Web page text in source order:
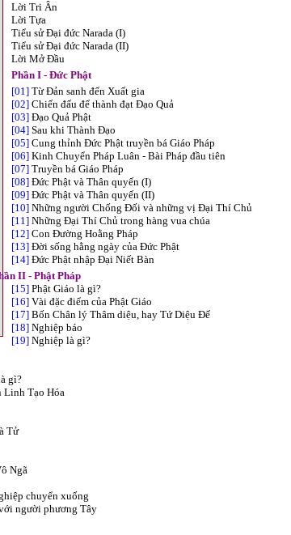
Lời Tri Ân
Lời Tựa
Tiểu sử Đại đức Narada (I)
Tiểu sử Đại đức Narada (II)
Lời Mở Đầu
Phần I - Đức Phật
[01] Từ Đản sanh đến Xuất gia
[02] Chiến đấu để thành đạt Đạo Quả
[03] Đạo Quả Phật
[04] Sau khi Thành Đạo
[05] Cung thỉnh Đức Phật truyền bá Giáo Pháp
[06] Kinh Chuyển Pháp Luân - Bài Pháp đầu tiên
[07] Truyền bá Giáo Pháp
[08] Đức Phật và Thân quyến (I)
[09] Đức Phật và Thân quyến (II)
[10] Những người Chống Đối và những vị Đại Thí Chủ
[11] Những Đại Thí Chủ trong hàng vua chúa
[12] Con Đường Hoằng Pháp
[13] Đời sống hằng ngày của Đức Phật
[14] Đức Phật nhập Đại Niết Bàn
II - Phật Pháp
[15] Phật Giáo là gì?
[16] Vài đặc điểm của Phật Giáo
[17] Bốn Chân lý Thâm diệu, hay Tứ Diệu Đế
[18] Nghiệp báo
[19] Nghiệp là gì?
gì?
Linh Tạo Hóa
Tử
Ngã
chuyển xuống
người phương Tây